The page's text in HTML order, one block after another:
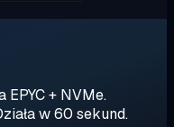
EPYC + NVMe.
w 60 sekund.